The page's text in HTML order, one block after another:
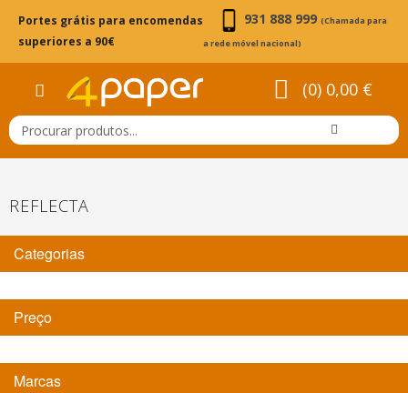
Portes grátis para encomendas
superiores a 90€
931 888 999 (Chamada para
a rede móvel nacional)
(0) 0,00 €
REFLECTA
Categorias
Preço
Marcas